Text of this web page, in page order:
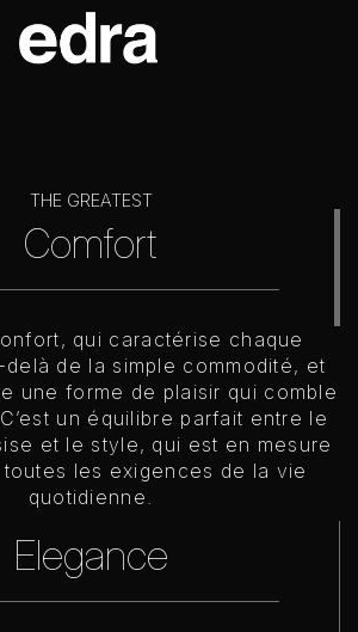
THE GREATEST
Comfort
qui caractérise chaque
de la simple commodité, et
une forme de plaisir qui comble
un équilibre parfait entre le
et le style, qui est en mesure
les exigences de la vie
quotidienne.
Elegance